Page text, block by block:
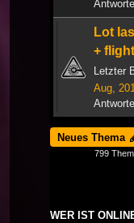
Lot
+
Letzter
Aug,
Neues Thema
799
WER IST